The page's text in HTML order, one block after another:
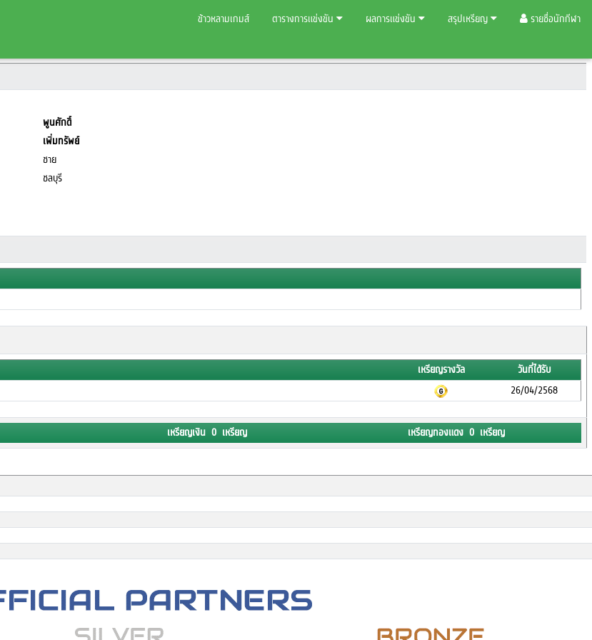
ข้าวหลามเกมส์ ตารางการแข่งขัน ผลการแข่งขัน สรุปเหรียญ รายชื่อนักกีฬา
พูนศักดิ์
เพิ่มทรัพย์
ชาย
ชลบุรี
เหรียญรางวัล
วันที่ได้รับ
26/04/2568
เหรียญเงิน 0 เหรียญ เหรียญทองแดง 0 เหรียญ